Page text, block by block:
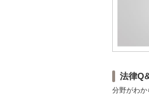
法律
分野がわ